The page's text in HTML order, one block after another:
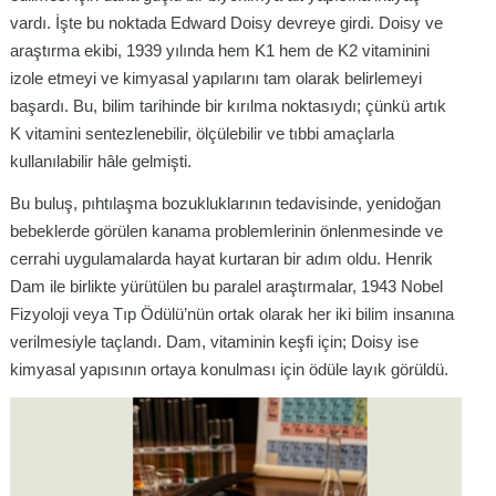
vardı. İşte bu noktada Edward Doisy devreye girdi. Doisy ve
araştırma ekibi, 1939 yılında hem K1 hem de K2 vitaminini
izole etmeyi ve kimyasal yapılarını tam olarak belirlemeyi
başardı. Bu, bilim tarihinde bir kırılma noktasıydı; çünkü artık
K vitamini sentezlenebilir, ölçülebilir ve tıbbi amaçlarla
kullanılabilir hâle gelmişti.
Bu buluş, pıhtılaşma bozukluklarının tedavisinde, yenidoğan
bebeklerde görülen kanama problemlerinin önlenmesinde ve
cerrahi uygulamalarda hayat kurtaran bir adım oldu. Henrik
Dam ile birlikte yürütülen bu paralel araştırmalar, 1943 Nobel
Fizyoloji veya Tıp Ödülü’nün ortak olarak her iki bilim insanına
verilmesiyle taçlandı. Dam, vitaminin keşfi için; Doisy ise
kimyasal yapısının ortaya konulması için ödüle layık görüldü.